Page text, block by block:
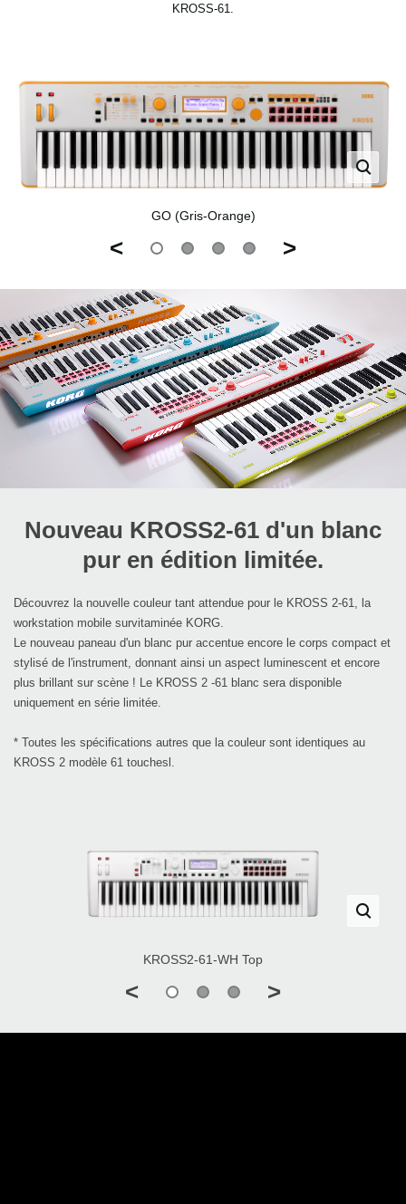
KROSS-61.
GO (Gris-Orange)
< >
Nouveau KROSS2-61 d'un blanc
pur en édition limitée.
Découvrez la nouvelle couleur tant attendue pour le KROSS 2-61, la
workstation mobile survitaminée KORG.
Le nouveau paneau d'un blanc pur accentue encore le corps compact et
stylisé de l'instrument, donnant ainsi un aspect luminescent et encore
plus brillant sur scène ! Le KROSS 2 -61 blanc sera disponible
uniquement en série limitée.
* Toutes les spécifications autres que la couleur sont identiques au
KROSS 2 modèle 61 touchesl.
KROSS2-61-WH Top
< >